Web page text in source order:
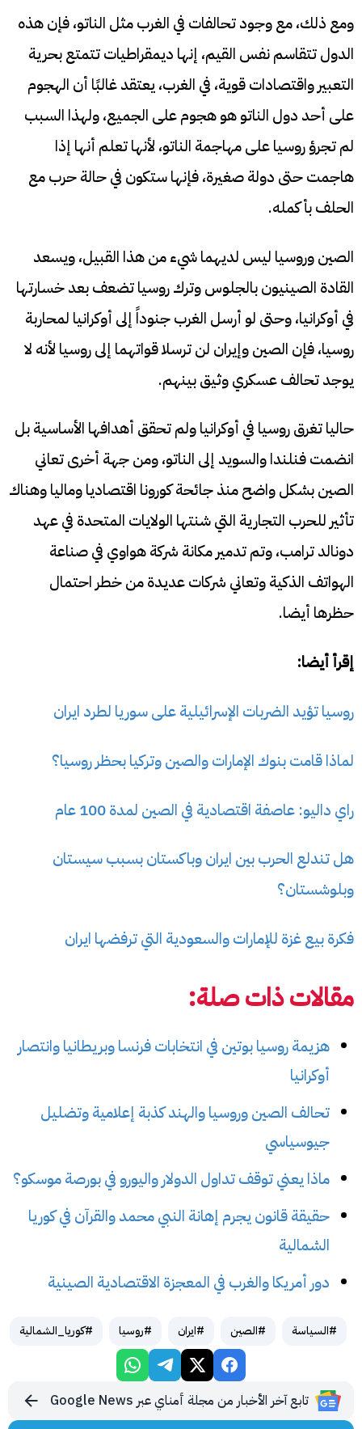
ومع ذلك، مع وجود تحالفات في الغرب مثل الناتو، فإن هذه
الدول تتقاسم نفس القيم، إنها ديمقراطيات تتمتع بحرية
التعبير واقتصادات قوية، في الغرب، يعتقد غالبًا أن الهجوم
على أحد دول الناتو هو هجوم على الجميع، ولهذا السبب
لم تجرؤ روسيا على مهاجمة الناتو، لأنها تعلم أنها إذا
هاجمت حتى دولة صغيرة، فإنها ستكون في حالة حرب مع
الحلف بأكمله.
الصين وروسيا ليس لديهما شيء من هذا القبيل، ويسعد
القادة الصينيون بالجلوس وترك روسيا تضعف بعد خسارتها
في أوكرانيا، وحتى لو أرسل الغرب جنوداً إلى أوكرانيا لمحاربة
روسيا، فإن الصين وإيران لن ترسلا قواتهما إلى روسيا لأنه لا
يوجد تحالف عسكري وثيق بينهم.
حاليا تغرق روسيا في أوكرانيا ولم تحقق أهدافها الأساسية بل
انضمت فنلندا والسويد إلى الناتو، ومن جهة أخرى تعاني
الصين بشكل واضح منذ جائحة كورونا اقتصاديا وماليا وهناك
تأثير للحرب التجارية التي شنتها الولايات المتحدة في عهد
دونالد ترامب، وتم تدمير مكانة شركة هواوي في صناعة
الهواتف الذكية وتعاني شركات عديدة من خطر احتمال
حظرها أيضا.
إقرأ أيضا:
روسيا تؤيد الضربات الإسرائيلية على سوريا لطرد ايران
لماذا قامت بنوك الإمارات والصين وتركيا بحظر روسيا؟
راي داليو: عاصفة اقتصادية في الصين لمدة 100 عام
هل تندلع الحرب بين ايران وباكستان بسبب سيستان
وبلوشستان؟
فكرة بيع غزة للإمارات والسعودية التي ترفضها ايران
مقالات ذات صلة:
هزيمة روسيا بوتين في انتخابات فرنسا وبريطانيا وانتصار
أوكرانيا
تحالف الصين وروسيا والهند كذبة إعلامية وتضليل
جيوسياسي
ماذا يعني توقف تداول الدولار واليورو في بورصة موسكو؟
حقيقة قانون يجرم إهانة النبي محمد والقرآن في كوريا
الشمالية
دور أمريكا والغرب في المعجزة الاقتصادية الصينية
#السياسة #الصين #ايران #روسيا #كوريا_الشمالية
تابع آخر الأخبار من مجلة أمناي عبر Google News